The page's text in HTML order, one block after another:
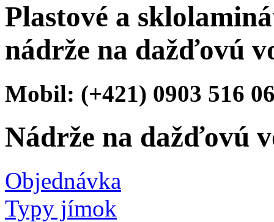
Plastové a
nádrže na dažďovú
Mobil: (+421) 0903 516
Nádrže na dažďovú
Objednávka
Typy jímok